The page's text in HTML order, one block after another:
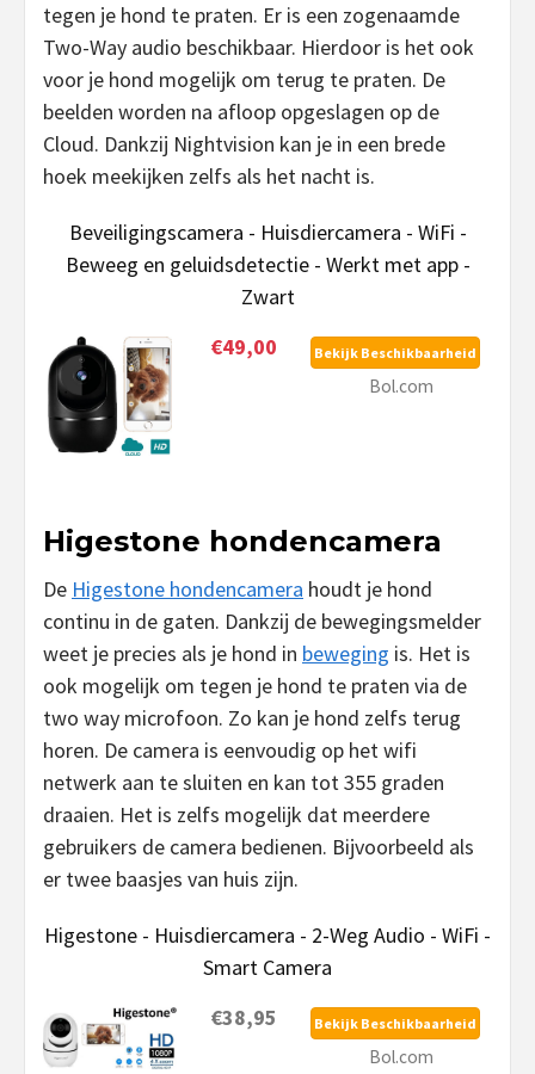
tegen je hond te praten. Er is een zogenaamde
Two-Way audio beschikbaar. Hierdoor is het ook
voor je hond mogelijk om terug te praten. De
beelden worden na afloop opgeslagen op de
Cloud. Dankzij Nightvision kan je in een brede
hoek meekijken zelfs als het nacht is.
Beveiligingscamera - Huisdiercamera - WiFi -
Beweeg en geluidsdetectie - Werkt met app -
Zwart
€49,00
Bekijk Beschikbaarheid
Bol.com
Higestone hondencamera
De Higestone hondencamera houdt je hond
continu in de gaten. Dankzij de bewegingsmelder
weet je precies als je hond in beweging is. Het is
ook mogelijk om tegen je hond te praten via de
two way microfoon. Zo kan je hond zelfs terug
horen. De camera is eenvoudig op het wifi
netwerk aan te sluiten en kan tot 355 graden
draaien. Het is zelfs mogelijk dat meerdere
gebruikers de camera bedienen. Bijvoorbeeld als
er twee baasjes van huis zijn.
Higestone - Huisdiercamera - 2-Weg Audio - WiFi -
Smart Camera
€38,95
Bekijk Beschikbaarheid
Bol.com